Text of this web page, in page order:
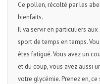
Ce pollen, récolté par les
bienfaits.
Il va servir en particuliers
sport de temps en temps.
êtes fatigué. Vous avez un
et du coup, vous avez aussi
votre glycémie. Prenez en,